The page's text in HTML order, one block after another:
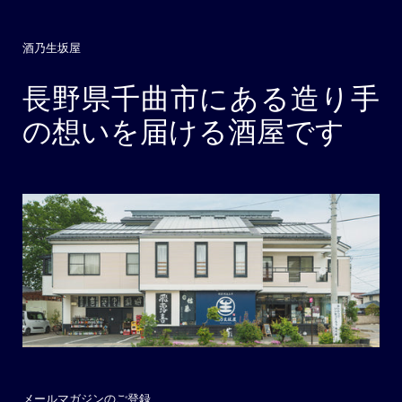
酒乃生坂屋
長野県千曲市にある造り手
の想いを届ける酒屋です
メールマガジンのご登録